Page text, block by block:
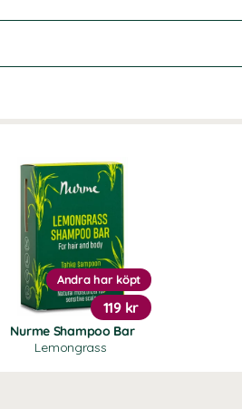
Nurme Shampoo Bar
Lemongrass
Andra har köpt
119 kr